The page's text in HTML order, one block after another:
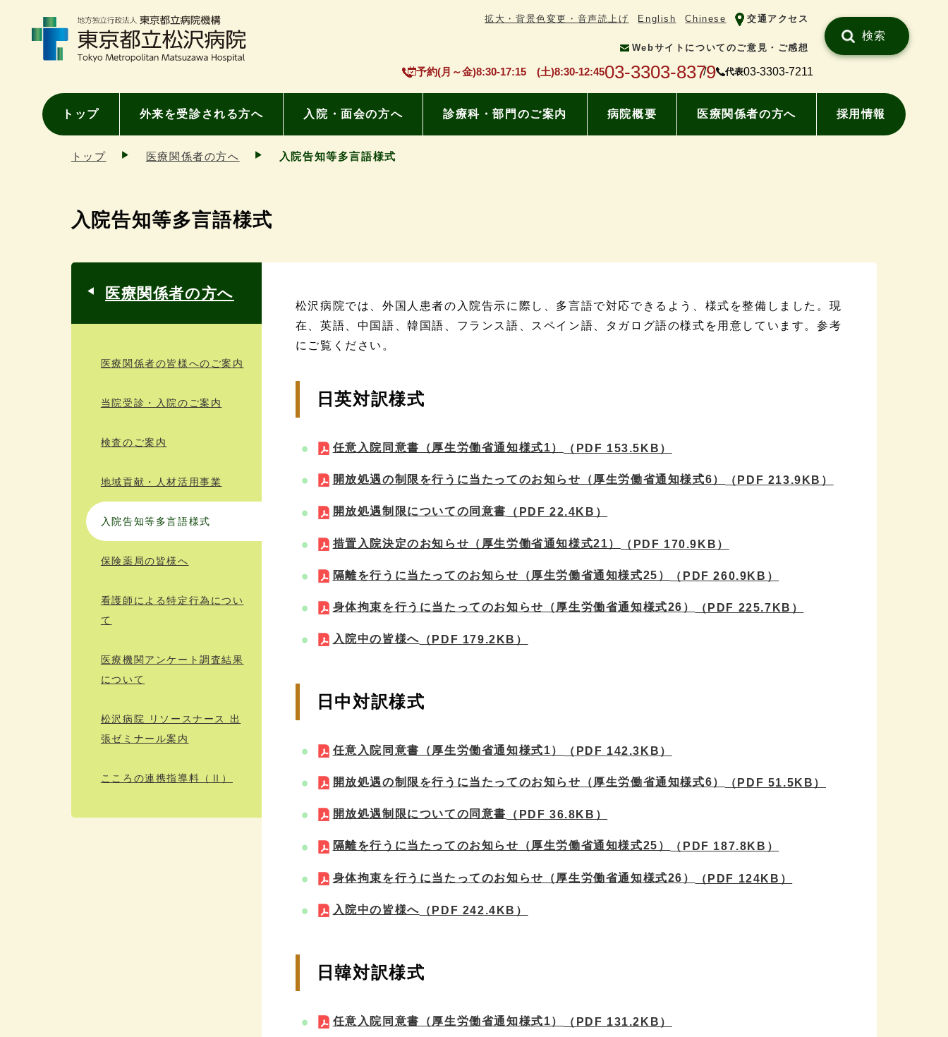
拡大・背景色変更・音声読上げ English Chinese 交通アクセス
Webサイトについてのご意見・ご感想
予約(月～金)8:30-17:15 (土)8:30-12:4503-3303-8379 代表03-3303-7211
検索
トップ 外来を受診される方へ 入院・面会の方へ 診療科・部門のご案内 病院概要 医療関係者の方へ 採用情報
トップ 医療関係者の方へ 入院告知等多言語様式
入院告知等多言語様式
松沢病院では、外国人患者の入院告示に際し、多言語で対応できるよう、様式を整備しました。現
在、英語、中国語、韓国語、フランス語、スペイン語、タガログ語の様式を用意しています。参考
にご覧ください。
日英対訳様式
任意入院同意書（厚生労働省通知様式1） （PDF 153.5KB）
開放処遇の制限を行うに当たってのお知らせ（厚生労働省通知様式6） （PDF 213.9KB）
開放処遇制限についての同意書 （PDF 22.4KB）
措置入院決定のお知らせ（厚生労働省通知様式21） （PDF 170.9KB）
隔離を行うに当たってのお知らせ（厚生労働省通知様式25） （PDF 260.9KB）
身体拘束を行うに当たってのお知らせ（厚生労働省通知様式26） （PDF 225.7KB）
入院中の皆様へ （PDF 179.2KB）
日中対訳様式
任意入院同意書（厚生労働省通知様式1） （PDF 142.3KB）
開放処遇の制限を行うに当たってのお知らせ（厚生労働省通知様式6） （PDF 51.5KB）
開放処遇制限についての同意書 （PDF 36.8KB）
隔離を行うに当たってのお知らせ（厚生労働省通知様式25） （PDF 187.8KB）
身体拘束を行うに当たってのお知らせ（厚生労働省通知様式26） （PDF 124KB）
入院中の皆様へ （PDF 242.4KB）
日韓対訳様式
任意入院同意書（厚生労働省通知様式1） （PDF 131.2KB）
医療関係者の方へ
医療関係者の皆様へのご案内
当院受診・入院のご案内
検査のご案内
地域貢献・人材活用事業
入院告知等多言語様式
保険薬局の皆様へ
看護師による特定行為につい
て
医療機関アンケート調査結果
について
松沢病院 リソースナース 出
張ゼミナール案内
こころの連携指導料（Ⅱ）